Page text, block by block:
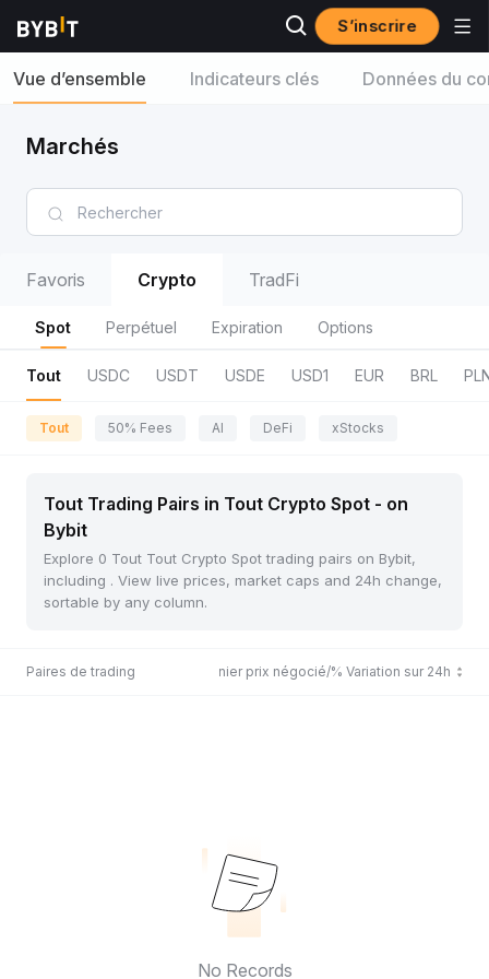
S’inscrire
Vue d’ensemble Indicateurs clés Données du
Marchés
Favoris Crypto TradFi
Spot Perpétuel Expiration Options
Tout USDC USDT USDE USD1 EUR BRL
Tout 50% Fees AI DeFi xStocks
Tout Trading Pairs in Tout Crypto Spot - on
Bybit
Explore 0 Tout Tout Crypto Spot trading pairs on Bybit,
including . View live prices, market caps and 24h change,
sortable by any column.
Paires de trading Dernier prix négocié/% Variation sur 24h
No Records